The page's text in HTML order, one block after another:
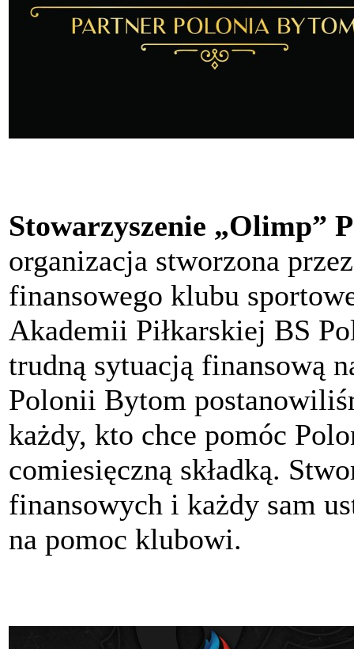
Stowarzyszenie „Olimp”
organizacja stworzona
finansowego klubu
Akademii Piłkarskiej BS
trudną sytuacją finansową
Polonii Bytom
każdy, kto chce pomóc
comiesięczną składką.
finansowych i każdy sam
na pomoc klubowi.